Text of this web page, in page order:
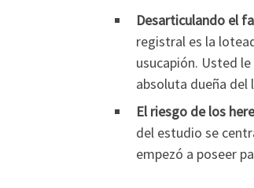
Desarticulando el
registral es la
usucapión. Usted
absoluta dueña del
El riesgo de los
del estudio se
empezó a poseer